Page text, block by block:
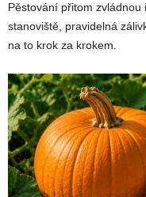
Pěstování přitom
stanoviště, pravidelná
na to krok za krokem.